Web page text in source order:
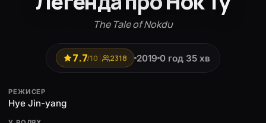
The Tale of Nokdu
7.7/10 2318 2019 0 год 35 хв
РЕЖИСЕР
Hye Jin-yang